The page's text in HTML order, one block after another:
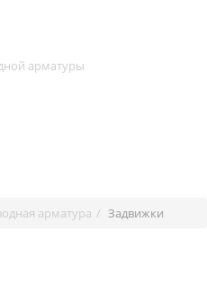
арматуры
арматура Задвижки